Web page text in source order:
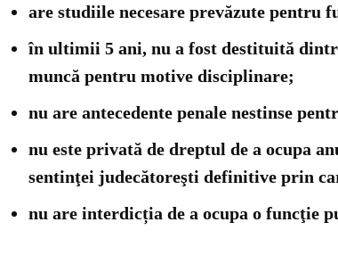
are studiile necesare prevăzute pentru
în ultimii 5 ani, nu a fost destituită
muncă pentru motive disciplinare;
nu are antecedente penale nestinse
nu este privată de dreptul de a ocupa
sentinţei judecătoreşti definitive prin
nu are interdicția de a ocupa o funcţie